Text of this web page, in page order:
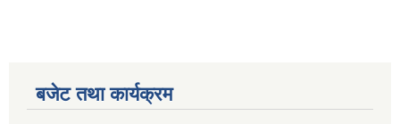
बजेट तथा कार्यक्रम